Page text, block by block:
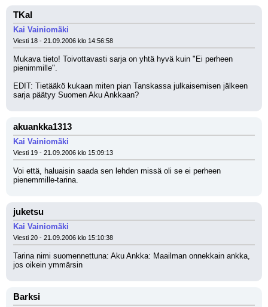
TKal
Kai Vainiomäki
Viesti 18 - 21.09.2006 klo 14:56:58
Mukava tieto! Toivottavasti sarja on yhtä hyvä kuin "Ei perheen
pienimmille".
EDIT: Tietääkö kukaan miten pian Tanskassa julkaisemisen jälkeen
sarja päätyy Suomen Aku Ankkaan?
akuankka1313
Kai Vainiomäki
Viesti 19 - 21.09.2006 klo 15:09:13
Voi että, haluaisin saada sen lehden missä oli se ei perheen
pienemmille-tarina.
juketsu
Kai Vainiomäki
Viesti 20 - 21.09.2006 klo 15:10:38
Tarina nimi suomennettuna: Aku Ankka: Maailman onnekkain ankka,
jos oikein ymmärsin
Barksi